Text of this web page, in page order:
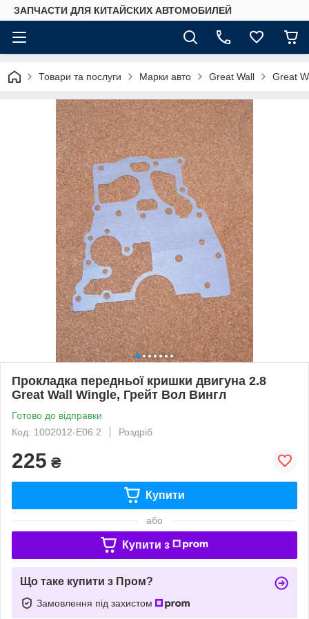
ЗАПЧАСТИ ДЛЯ КИТАЙСКИХ АВТОМОБИЛЕЙ
Товари та послуги Марки авто Great Wall Great
Прокладка передньої кришки двигуна 2.8
Great Wall Wingle, Грейт Вол Вингл
Готово до відправки
Код: 1002012-E06.2
Роздріб
225 ₴
Купити
або
Купити з
Що таке купити з Пром?
Замовлення під захистом